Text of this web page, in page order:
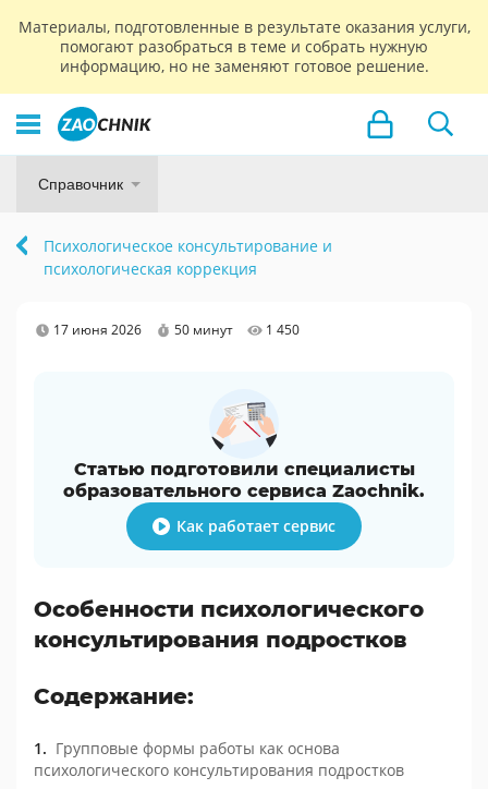
Материалы, подготовленные в результате оказания услуги,
помогают разобраться в теме и собрать нужную
информацию, но не заменяют готовое решение.
Справочник
Психологическое консультирование и
психологическая коррекция
17 июня 2026 50 минут 1 450
Статью подготовили специалисты
образовательного сервиса Zaochnik.
Как работает сервис
Особенности психологического
консультирования подростков
Содержание:
Групповые формы работы как основа
психологического консультирования подростков